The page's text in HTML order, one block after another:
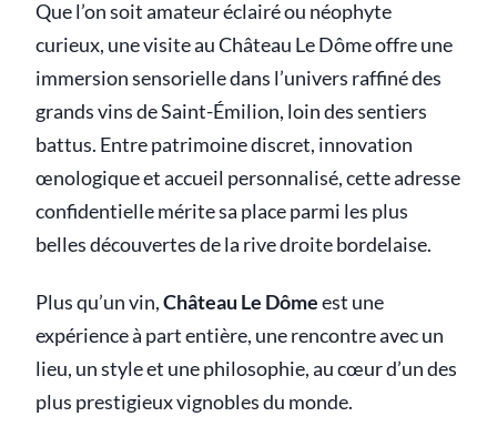
Que l’on soit amateur éclairé ou néophyte
curieux, une visite au Château Le Dôme offre une
immersion sensorielle dans l’univers raffiné des
grands vins de Saint-Émilion, loin des sentiers
battus. Entre patrimoine discret, innovation
œnologique et accueil personnalisé, cette adresse
confidentielle mérite sa place parmi les plus
belles découvertes de la rive droite bordelaise.
Plus qu’un vin,Château Le Dômeest une
expérience à part entière, une rencontre avec un
lieu, un style et une philosophie, au cœur d’un des
plus prestigieux vignobles du monde.